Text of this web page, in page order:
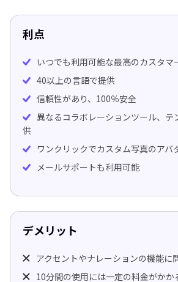
利点
いつでも利用可能な最高のカスタマ
40以上の言語で提供
信頼性があり、100％安全
異なるコラボレーションツール、テ
供
ワンクリックでカスタム写真のアバ
メールサポートも利用可能
デメリット
アクセントやナレーションの機能に
10分間の使用には一定の料金がかか